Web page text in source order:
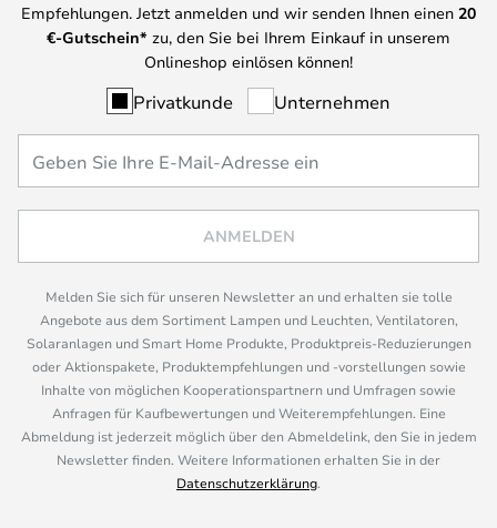
Empfehlungen. Jetzt anmelden und wir senden Ihnen einen 20
€-Gutschein* zu, den Sie bei Ihrem Einkauf in unserem
Onlineshop einlösen können!
Privatkunde Unternehmen
ANMELDEN
Melden Sie sich für unseren Newsletter an und erhalten sie tolle
Angebote aus dem Sortiment Lampen und Leuchten, Ventilatoren,
Solaranlagen und Smart Home Produkte, Produktpreis-Reduzierungen
oder Aktionspakete, Produktempfehlungen und -vorstellungen sowie
Inhalte von möglichen Kooperationspartnern und Umfragen sowie
Anfragen für Kaufbewertungen und Weiterempfehlungen. Eine
Abmeldung ist jederzeit möglich über den Abmeldelink, den Sie in jedem
Newsletter finden. Weitere Informationen erhalten Sie in der
Datenschutzerklärung.